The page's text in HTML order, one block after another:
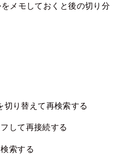
メモしておくと後の切り分
り替えて再検索する
して再接続する
索する